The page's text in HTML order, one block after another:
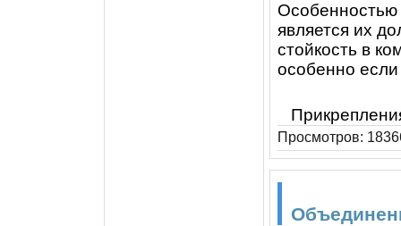
Особенностью
является их
стойкость в
особенно
Просмотров: